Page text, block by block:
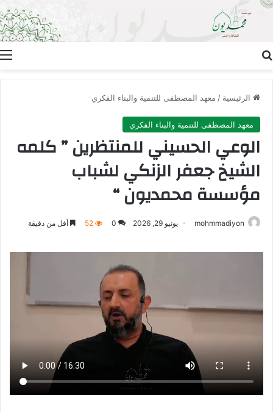
الرئيسية / معهد المصطفى للتنمية والبناء الفكري
معهد المصطفى للتنمية والبناء الفكري
الوعي الحسيني للمنتظرين ” كلمه
الشيخ جعفر الزنكي لشباب
مؤسسة محمديون “
mohmmadiyon يونيو 29, 2026 0
52 أقل من دقيقة